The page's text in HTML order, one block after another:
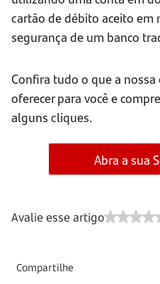
cartão de débito aceito em
segurança de um banco
Confira tudo o que a
oferecer para você e
alguns cliques.
Abra a sua
Avalie esse artigo
Compartilhe